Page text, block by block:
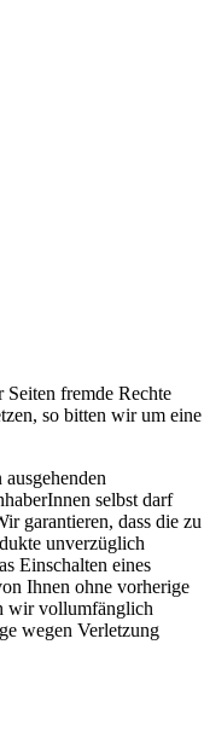
fremde Rechte
so bitten wir um eine
selbst darf
garantieren, dass die zu
unverzüglich
Einschalten eines
Ihnen ohne vorherige
wir vollumfänglich
wegen Verletzung